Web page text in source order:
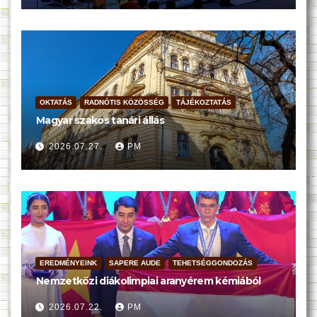
OKTATÁS RADNÓTIS KÖZÖSSÉG TÁJÉKOZTATÁS
Magyar szakos tanári állás
2026.07.27. PM
EREDMÉNYEINK SAPERE AUDE TEHETSÉGGONDOZÁS
Nemzetközi diákolimpiai aranyérem kémiából
2026.07.22. PM